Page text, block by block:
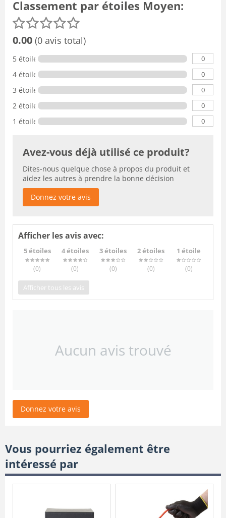
Classement par étoiles Moyen:
0.00 (0 avis total)
5 étoiles 0
4 étoiles 0
3 étoiles 0
2 étoiles 0
1 étoile 0
Avez-vous déjà utilisé ce produit?
Dites-nous quelque chose à propos du produit et
aidez les autres à prendre la bonne décision
Donnez votre avis
Afficher les avis avec:
5 étoiles
(0)
4 étoiles
(0)
3 étoiles
(0)
2 étoiles
(0)
1 étoile
(0)
Afficher tous les avis
Aucun avis trouvé
Donnez votre avis
Vous pourriez également être
intéressé par